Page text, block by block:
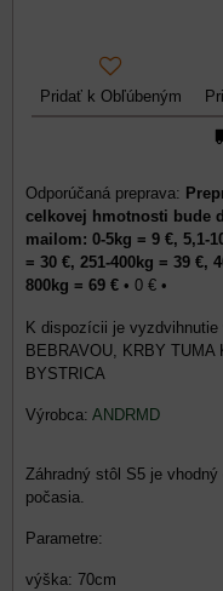
Pridať k Obľúbeným
celkovej hmotnosti bude
mailom: 0-5kg = 9 €, 5,1-
= 30 €, 251-400kg = 39 €,
800kg = 69 € • 0 € •
BEBRAVOU, KRBY
BYSTRICA
Výrobca: ANDRMD
Záhradný stôl S5 je
počasia.
Parametre:
výška: 70cm